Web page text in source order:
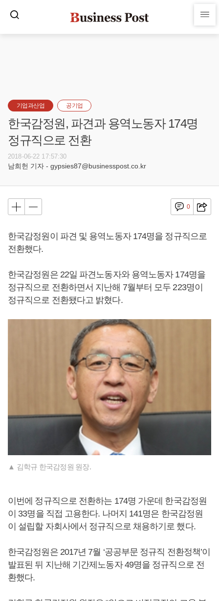
기업과산업 공기업
한국감정원, 파견과 용역노동자 174명
정규직으로 전환
2018-06-22 17:57:30
남희헌 기자 - gypsies87@businesspost.co.kr
0
한국감정원이 파견 및 용역노동자 174명을 정규직으로
전환했다.
한국감정원은 22일 파견노동자와 용역노동자 174명을
정규직으로 전환하면서 지난해 7월부터 모두 223명이
정규직으로 전환됐다고 밝혔다.
▲ 김학규 한국감정원 원장.
이번에 정규직으로 전환하는 174명 가운데 한국감정원
이 33명을 직접 고용한다. 나머지 141명은 한국감정원
이 설립할 자회사에서 정규직으로 채용하기로 했다.
한국감정원은 2017년 7월 ‘공공부문 정규직 전환정책’이
발표된 뒤 지난해 기간제노동자 49명을 정규직으로 전
환했다.